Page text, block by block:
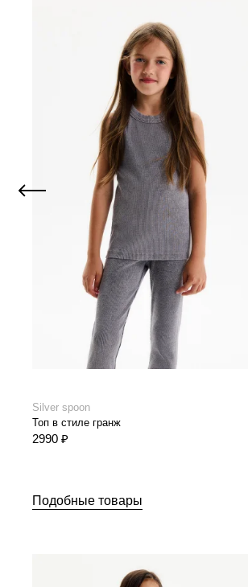
Silver spoon
Топ в стиле гранж
2990 ₽
Подобные товары